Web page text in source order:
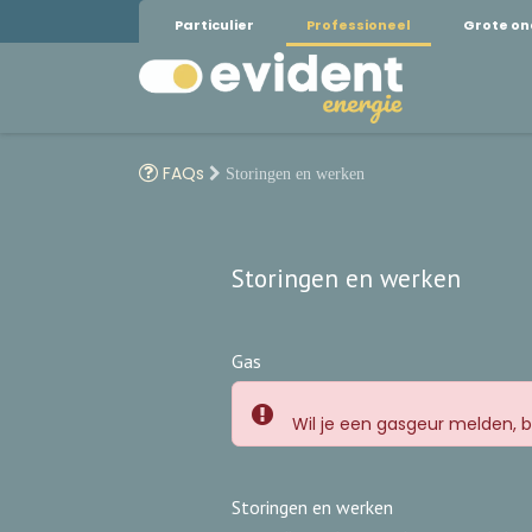
Particulier Professioneel Grote
FAQs Storingen en werken
Storingen en werken
Gas
Wil je een gasgeur melden,
Storingen en werken